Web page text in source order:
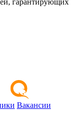
Вакансии